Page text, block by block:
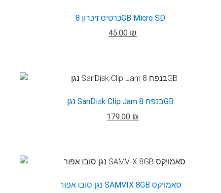
כרטיס זיכרון 8GB Micro SD
45.00 ₪
נגן SanDisk Clip Jam בנפח 8GB
179.00 ₪
נגן סובו אפור SAMVIX 8GB סאמויקס